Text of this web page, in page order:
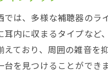
フィ
では、多様な補聴器のラ
耳内に収まるタイプなど
えており、周囲の雑音を
台を見つけることがで